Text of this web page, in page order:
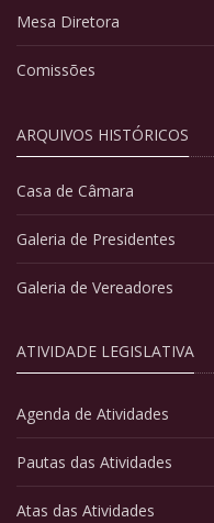
Mesa Diretora
Comissões
ARQUIVOS HISTÓRICOS
Casa de Câmara
Galeria de Presidentes
Galeria de Vereadores
ATIVIDADE LEGISLATIVA
Agenda de Atividades
Pautas das Atividades
Atas das Atividades